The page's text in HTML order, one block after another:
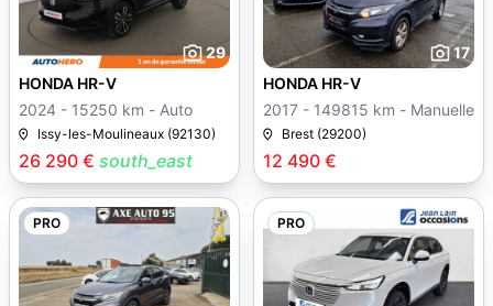
29
26 290 € south_east
HONDA HR-V
2024 - 15250 km - Auto
Issy-les-Moulineaux (92130)
17
12 490 €
HONDA HR-V
2017 - 149815 km - Manuelle
Brest (29200)
PRO PRO